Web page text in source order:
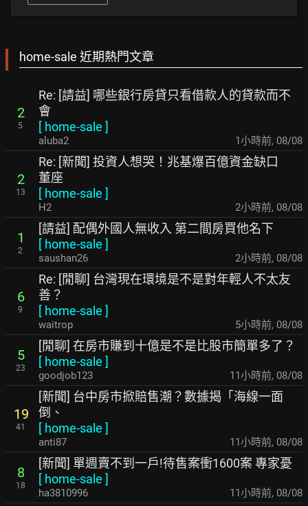
home-sale 近期熱門文章
2
5
Re: [請益] 哪些銀行房貸只看借款人的貸款而不
會
[ home-sale ]
aluba2 1小時前, 08/08
2
13
Re: [新聞] 投資人想哭！兆基爆百億資金缺口
董座
[ home-sale ]
H2 2小時前, 08/08
1
2
[請益] 配偶外國人無收入 第二間房買他名下
[ home-sale ]
saushan26 2小時前, 08/08
6
9
Re: [閒聊] 台灣現在環境是不是對年輕人不太友
善？
[ home-sale ]
waitrop 5小時前, 08/08
5
23
[閒聊] 在房市賺到十億是不是比股市簡單多了？
[ home-sale ]
goodjob123 11小時前, 08/08
19
41
[新聞] 台中房市掀賠售潮？數據揭「海線一面
倒、
[ home-sale ]
anti87 11小時前, 08/08
8
18
[新聞] 單週賣不到一戶!待售案衝1600案 專家憂
[ home-sale ]
ha3810996 11小時前, 08/08